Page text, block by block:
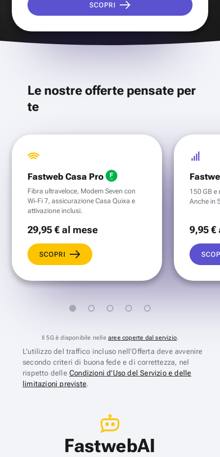
SCOPRI
Le nostre offerte pensate per
te
Fastweb Casa Pro
Fibra ultraveloce, Modem Seven con
Wi‑Fi 7, assicurazione Casa Quixa e
attivazione inclusi.
29,95 €al mese
SCOPRI
150 GB e
Anche in
9,95 €
Il 5G è disponibile nelle aree coperte dal servizio.
L’utilizzo del traffico incluso nell’Offerta deve avvenire
secondo criteri di buona fede e di correttezza, nel
rispetto delle Condizioni d’Uso del Servizio e delle
limitazioni previste.
FastwebAI